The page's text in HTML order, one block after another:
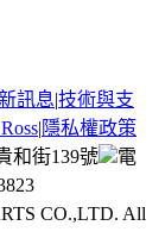
訊息|技術與支
|隱私權政策
和街139號
電
CO.,LTD. All